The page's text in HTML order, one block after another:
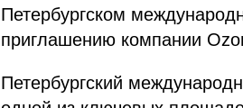
Петербургском
приглашению компании
Петербургский